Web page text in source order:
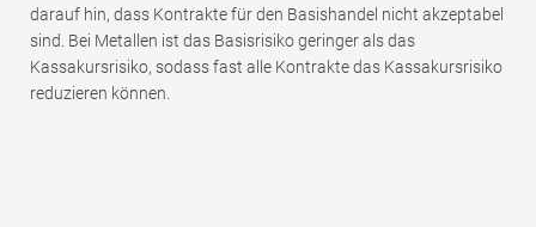
darauf hin, dass Kontrakte für den Basishandel nicht akzeptabel
sind. Bei Metallen ist das Basisrisiko geringer als das
Kassakursrisiko, sodass fast alle Kontrakte das Kassakursrisiko
reduzieren können.